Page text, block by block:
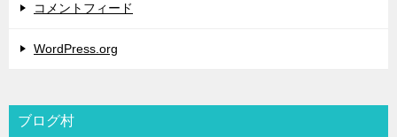
コメントフィード
WordPress.org
ブログ村